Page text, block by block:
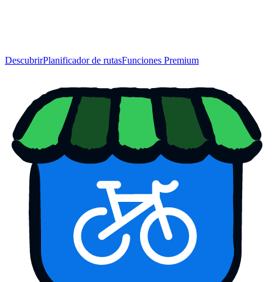
DescubrirPlanificador de rutasFunciones Premium